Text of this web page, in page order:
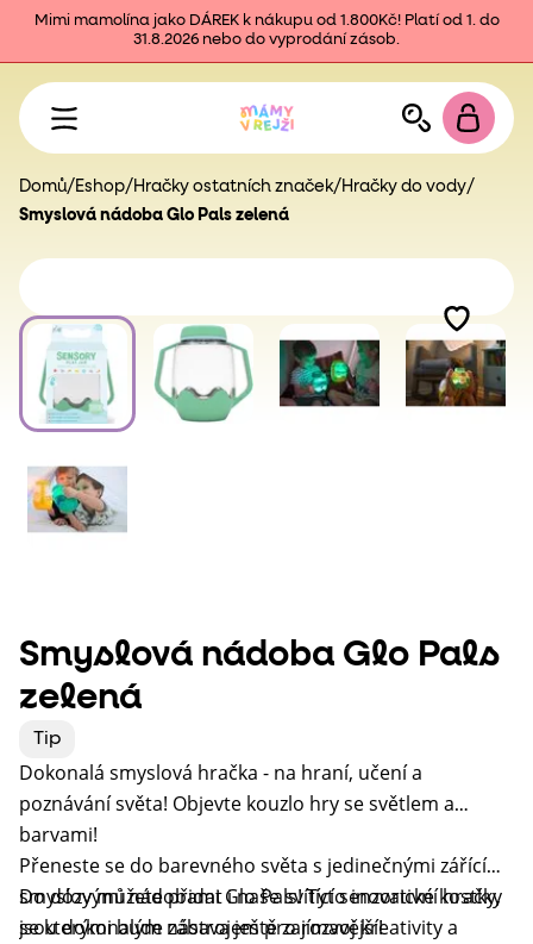
Mimi mamolína jako DÁREK k nákupu od 1.800Kč! Platí od 1. do
31.8.2026 nebo do vyprodání zásob.
Domů/ Eshop/ Hračky ostatních značek/ Hračky do vody/
Smyslová nádoba Glo Pals zelená
Smyslová nádoba Glo Pals
zelená
Tip
Dokonalá smyslová hračka - na hraní, učení a
poznávání světa! Objevte kouzlo hry se světlem a
barvami!
Přeneste se do barevného světa s jedinečnými zářícími
smyslovými nádobami Glo Pals! Tyto inovativní hračky
jsou dokonalým nástrojem pro rozvoj kreativity a
Do dózy můžete přidat i naše svítící senzorické kostky,
se kterými bude zábava ještě zajímavější!